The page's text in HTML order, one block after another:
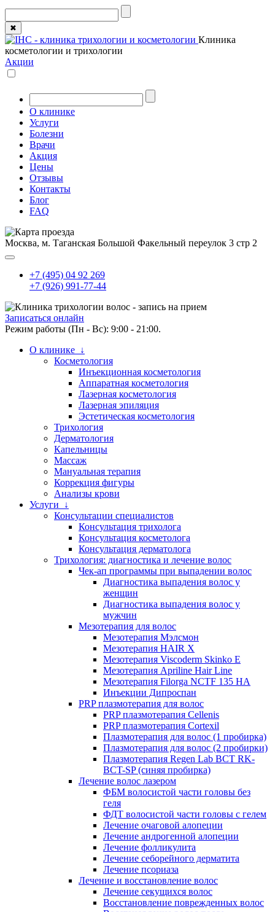
✖
Клиника
косметологии и трихологии
Акции
О клинике
Услуги
Болезни
Врачи
Акция
Цены
Отзывы
Контакты
Блог
FAQ
Москва, м. Таганская Большой Факельный переулок 3 стр 2
+7 (495) 04 92 269
+7 (926) 991-77-44
Записаться онлайн
Режим работы (Пн - Вс): 9:00 - 21:00.
О клинике ↓
Косметология
Инъекционная косметология
Аппаратная косметология
Лазерная косметология
Лазерная эпиляция
Эстетическая косметология
Трихология
Дерматология
Капельницы
Массаж
Мануальная терапия
Коррекция фигуры
Анализы крови
Услуги ↓
Консультации специалистов
Консультация трихолога
Консультация косметолога
Консультация дерматолога
Трихология: диагностика и лечение волос
Чек-ап программы при выпадении волос
Диагностика выпадения волос у
женщин
Диагностика выпадения волос у
мужчин
Мезотерапия для волос
Мезотерапия Мэлсмон
Мезотерапия HAIR X
Мезотерапия Viscoderm Skinko E
Мезотерапия Apriline Hair Line
Мезотерапия Filorga NCTF 135 HA
Инъекции Дипроспан
PRP плазмотерапия для волос
PRP плазмотерапия Cellenis
PRP плазмотерапия Cortexil
Плазмотерапия для волос (1 пробирка)
Плазмотерапия для волос (2 пробирки)
Плазмотерапия Regen Lab BCT RK-
BCT-SP (синяя пробирка)
Лечение волос лазером
ФБМ волосистой части головы без
геля
ФДТ волосистой части головы с гелем
Лечение очаговой алопеции
Лечение андрогенной алопеции
Лечение фолликулита
Лечение себорейного дерматита
Лечение псориаза
Лечение и восстановление волос
Лечение секущихся волос
Восстановление поврежденных волос